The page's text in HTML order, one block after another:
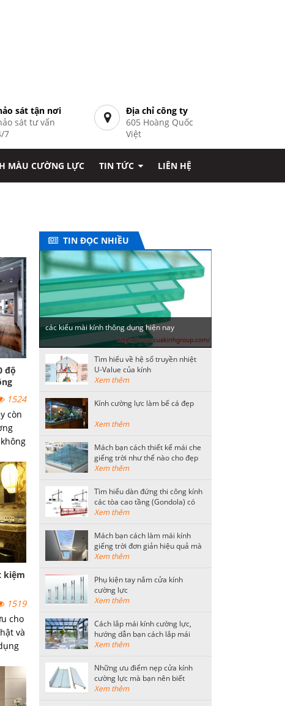
sát tận nơi
sát tư vấn
7
Địa chỉ công ty
605 Hoàng Quốc
Việt
MÀU CƯỜNG LỰC TIN TỨC LIÊN HỆ
độ
1524
còn
gặp
kiệm
1519
cho
và
TIN ĐỌC NHIỀU
các kiểu mài kính thông dụng hiện nay
Tìm hiểu về hệ số truyền nhiệt
U-Value của kính
Xem thêm
Kính cường lực làm bể cá đẹp
Xem thêm
Mách bạn cách thiết kế mái che
giếng trời như thế nào cho đẹp
Xem thêm
Tìm hiểu dàn đứng thi công kính
các tòa cao tầng (Gondola) có
kết cấu như thế nào?
Xem thêm
Mách bạn cách làm mái kính
giếng trời đơn giản hiệu quả mà
tiết kiệm nhất
Xem thêm
Phụ kiện tay nắm cửa kính
cường lực
Xem thêm
Cách lắp mái kính cường lực,
hướng dẫn bạn cách lắp mái
kính an toàn
Xem thêm
Những ưu điểm nẹp cửa kính
cường lực mà bạn nên biết
Xem thêm